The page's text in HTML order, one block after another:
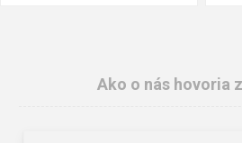
Ako o nás hovoria